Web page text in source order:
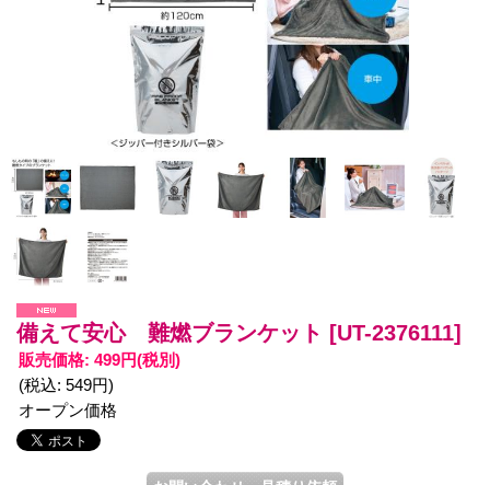
備えて安心 難燃ブランケット [UT-2376111]
販売価格: 499円(税別)
(税込: 549円)
オープン価格